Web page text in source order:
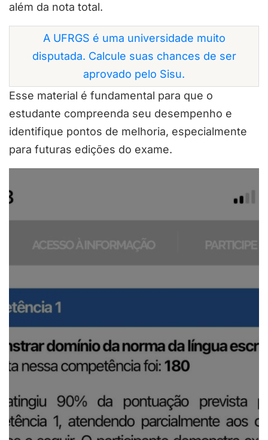
além da nota total.
A UFRGS é uma universidade muito
disputada. Calcule suas chances de ser
aprovado pelo Sisu.
Esse material é fundamental para que o
estudante compreenda seu desempenho e
identifique pontos de melhoria, especialmente
para futuras edições do exame.